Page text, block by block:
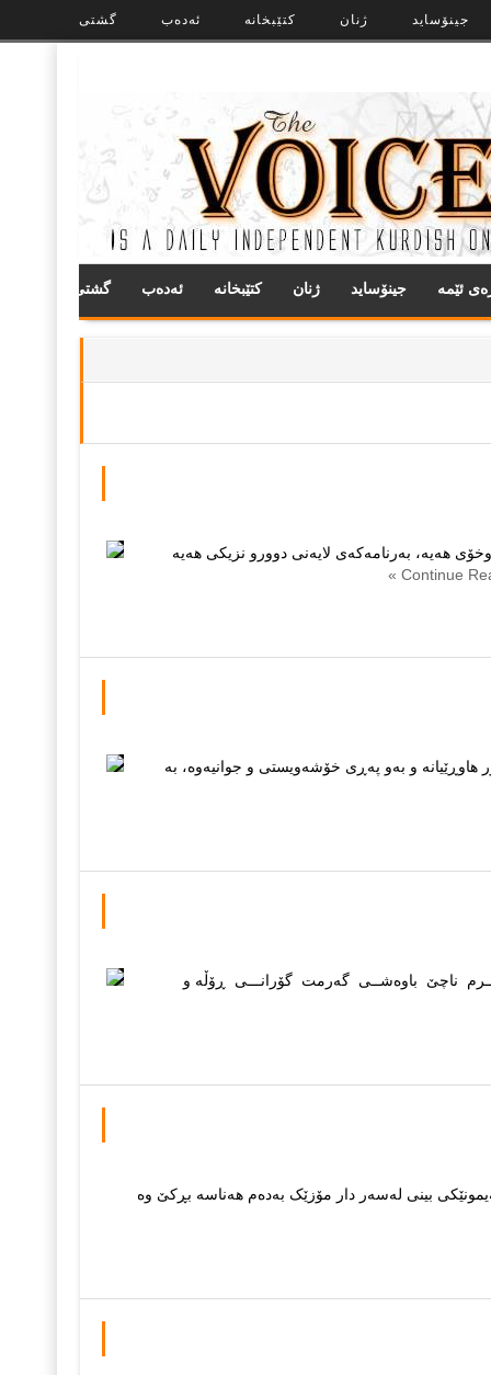
گشتی ئەدەب کتێبخانە ژنان جینۆساید
گشتی ئەدەب کتێبخانە ژنان جینۆساید ئێمه
هەیە، بەرنامەکەی لایەنی دوورو نزیکی هەیە
و بەو پەڕی خۆشەویستی و جوانیەوە، بە
ناچێ باوه‌شــی گه‌رمت گۆرانـــی ڕۆڵه‌ و
بینی له‌سه‌ر دار مۆزێک به‌ده‌م هه‌ناسه‌ بڕکێ وه‌